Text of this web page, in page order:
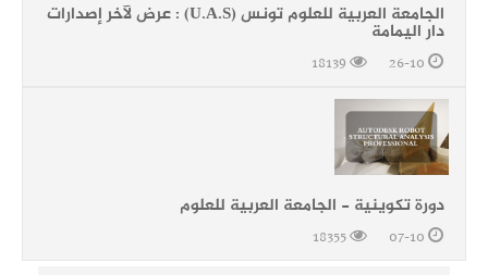
الجامعة العربية للعلوم تونس (U.A.S) : عرض لآخر إصدارات
دار اليمامة
دورة تكوينية - الجامعة العربية للعلوم